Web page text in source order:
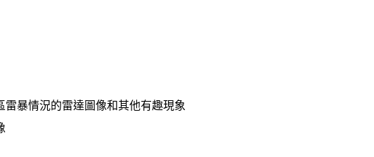
暴情況的雷達圖像和其他有趣現象